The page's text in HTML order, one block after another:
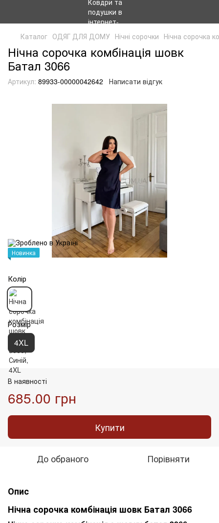
Каталог ОДЯГ ДЛЯ ДОМУ Нічні сорочки Нічна сорочка
Нічна сорочка комбінація шовк
Батал 3066
Артикул: 89933-00000042642 Написати відгук
Новинка
Колір
Розмір
4XL
В наявності
685.00 грн
Купити
До обраного Порівняти
Опис
Нічна сорочка комбінація шовк Батал 3066